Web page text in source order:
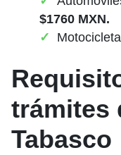
$1760 MXN.
trámites
Tabasco